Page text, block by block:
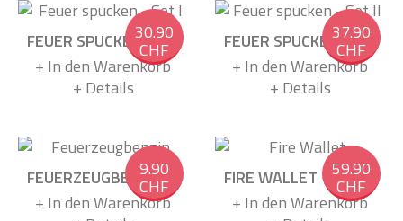
30.90
CHFFEUER SPUCKEN - SET I
+ In den Warenkorb
+ Details
37.90
CHFFEUER SPUCKEN - SET II
+ In den Warenkorb
+ Details
9.90
CHF
FEUERZEUGBENZIN
+ In den Warenkorb
59.90
CHF
FIRE WALLET
+ In den Warenkorb